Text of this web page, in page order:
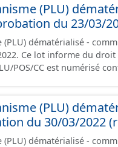
orientations
papier font foi et
(PLU)
du 23/03/
(PLU) dématérialisé -
de
POS/CC est numérisé
orientations
papier font foi et
(PLU)
du 30/03/2022
dématérialisé -